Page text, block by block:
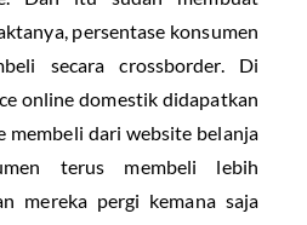
persentase konsumen
secara crossborder. Di
online domestik didapatkan
membeli dari website belanja
terus membeli lebih
mereka pergi kemana saja